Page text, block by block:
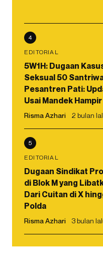
4
EDITORIAL
5W1H: Dugaan
Seksual 50
Pesantren Pati:
Usai Mandek
Risma Azhari 2 bulan
5
EDITORIAL
Dugaan Sindikat
di Blok M yang
Dari Cuitan di X
Polda
Risma Azhari 3 bulan